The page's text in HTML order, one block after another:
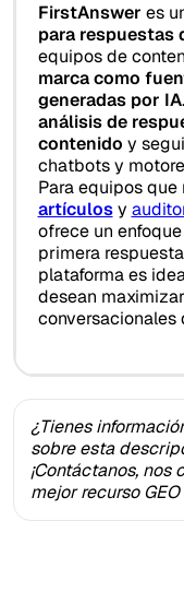
FirstAnswer es
para respuestas
equipos de
marca como
generadas por IA
análisis de
contenido y
chatbots y
Para equipos que
artículosy
ofrece un
primera
plataforma es
desean
conversacionales
¿Tienes
sobre esta
¡Contáctanos,
mejor recurso